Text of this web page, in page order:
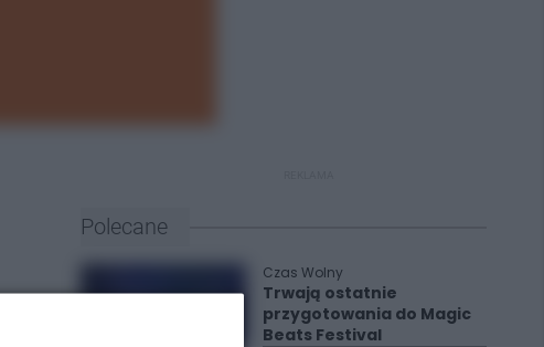
Polecane
Czas Wolny
Trwają ostatnie
przygotowania do Magic
Beats Festival